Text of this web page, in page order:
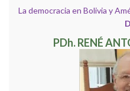
La democracia en Bolivia y
PDh. RENÉ